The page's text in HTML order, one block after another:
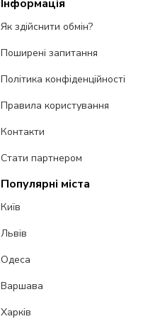
Інформація
Як здійснити обмін?
Поширені запитання
Політика конфіденційності
Правила користування
Контакти
Стати партнером
Популярні міста
Київ
Львів
Одеса
Варшава
Харків